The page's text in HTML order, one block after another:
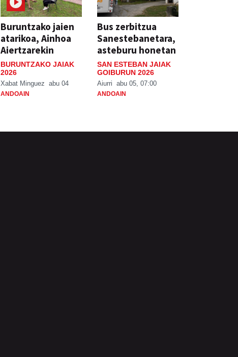
Buruntzako jaien
atarikoa, Ainhoa
Aiertzarekin
BURUNTZAKO JAIAK
2026
Xabat Minguez abu 04
ANDOAIN
Bus zerbitzua
Sanestebanetara,
asteburu honetan
SAN ESTEBAN JAIAK
GOIBURUN 2026
Aiurri abu 05, 07:00
ANDOAIN